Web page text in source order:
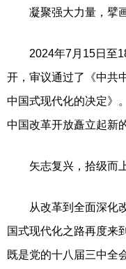
凝聚强大力量，擘画
2024年7月15日至18
开，审议通过了《中共
中国式现代化的决定》
中国改革开放矗立起新
矢志复兴，拾级而上
从改革到全面深化改
国式现代化之路再度来
既是党的十八届三中全